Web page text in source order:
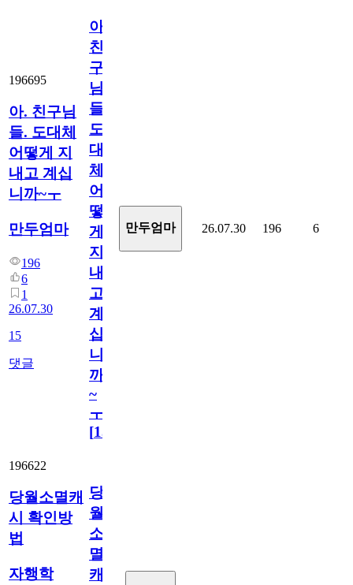
196695
아. 친구님
들. 도대체
어떻게 지
내고 계십
니까~ㅜ
만두엄마
196
6
1
26.07.30
15
댓글
아.
친
구
님
들.
도
대
체
어
떻
게
지
내
고
계
십
니
까
~
ㅜ
[15
만두엄마 26.07.30 196 6
196622
당월소멸캐
시 확인방
법
자행학
당
월
소
멸
캐